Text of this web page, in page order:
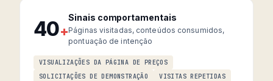
40+
Sinais comportamentais
Páginas visitadas, conteúdos consumidos,
pontuação de intenção
VISUALIZAÇÕES DA PÁGINA DE PREÇOS
SOLICITAÇÕES DE DEMONSTRAÇÃO
VISITAS REPETIDAS